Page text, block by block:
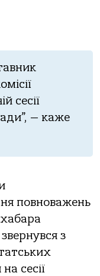
сесії
— каже
повноважень
з
сесії